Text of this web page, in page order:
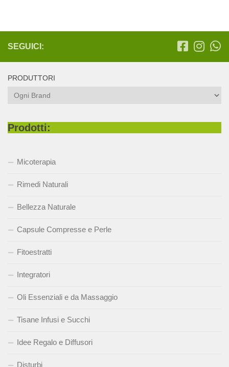
SEGUICI:
PRODUTTORI
Prodotti:
Micoterapia
Rimedi Naturali
Bellezza Naturale
Capsule Compresse e Perle
Fitoestratti
Integratori
Oli Essenziali e da Massaggio
Tisane Infusi e Succhi
Idee Regalo e Diffusori
Disturbi